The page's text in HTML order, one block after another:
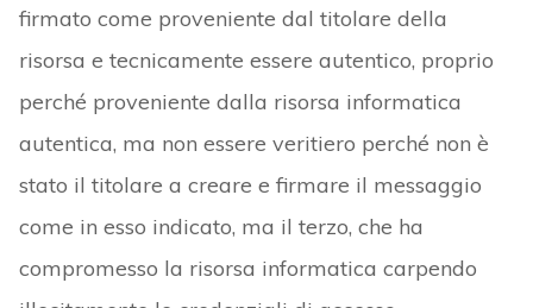
firmato come proveniente dal titolare della
risorsa e tecnicamente essere autentico, proprio
perché proveniente dalla risorsa informatica
autentica, ma non essere veritiero perché non è
stato il titolare a creare e firmare il messaggio
come in esso indicato, ma il terzo, che ha
compromesso la risorsa informatica carpendo